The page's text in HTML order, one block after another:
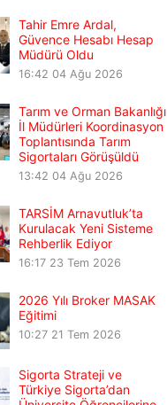
Tahir Emre Ardal,
Güvence Hesabı Hesap
Müdürü Oldu
16:42 04 Ağu 2026
Tarım ve Orman Bakanlığı
İl Müdürleri Koordinasyon
Toplantısında Tarım
Sigortaları Görüşüldü
13:42 04 Ağu 2026
TARSİM Arnavutluk’ta
Kurulacak Yeni Sisteme
Rehberlik Ediyor
16:17 23 Tem 2026
2026 Yılı Broker MASAK
Eğitimi
10:27 21 Tem 2026
Sigorta Strateji ve
Türkiye Sigorta’dan